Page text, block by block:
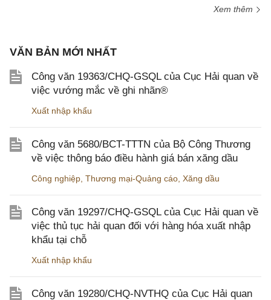
Xem thêm
VĂN BẢN MỚI NHẤT
Công văn 19363/CHQ-GSQL của Cục Hải quan về
việc vướng mắc về ghi nhãn®
Xuất nhập khẩu
Công văn 5680/BCT-TTTN của Bộ Công Thương
về việc thông báo điều hành giá bán xăng dầu
Công nghiệp Thương mại-Quảng cáo Xăng dầu
Công văn 19297/CHQ-GSQL của Cục Hải quan về
việc thủ tục hải quan đối với hàng hóa xuất nhập
khẩu tại chỗ
Xuất nhập khẩu
Công văn 19280/CHQ-NVTHQ của Cục Hải quan